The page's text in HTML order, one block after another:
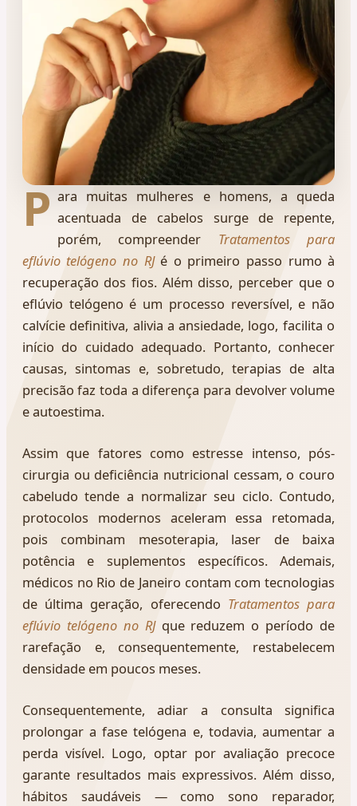
P ara muitas mulheres e homens, a queda
acentuada de cabelos surge de repente,
porém, compreender Tratamentos para
eflúvio telógeno no RJé o primeiro passo rumo à
recuperação dos fios. Além disso, perceber que o
eflúvio telógeno é um processo reversível, e não
calvície definitiva, alivia a ansiedade, logo, facilita o
início do cuidado adequado. Portanto, conhecer
causas, sintomas e, sobretudo, terapias de alta
precisão faz toda a diferença para devolver volume
e autoestima.
Assim que fatores como estresse intenso, pós-
cirurgia ou deficiência nutricional cessam, o couro
cabeludo tende a normalizar seu ciclo. Contudo,
protocolos modernos aceleram essa retomada,
pois combinam mesoterapia, laser de baixa
potência e suplementos específicos. Ademais,
médicos no Rio de Janeiro contam com tecnologias
de última geração, oferecendo Tratamentos para
eflúvio telógeno no RJque reduzem o período de
rarefação e, consequentemente, restabelecem
densidade em poucos meses.
Consequentemente, adiar a consulta significa
prolongar a fase telógena e, todavia, aumentar a
perda visível. Logo, optar por avaliação precoce
garante resultados mais expressivos. Além disso,
hábitos saudáveis — como sono reparador,